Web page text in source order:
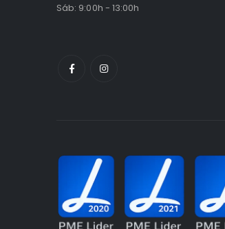
Sáb: 9:00h - 13:00h